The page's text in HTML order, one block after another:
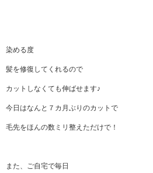
染める度
髪を修復してくれるので
カットしなくても伸ばせます♪
今日はなんと７カ月ぶりのカットで
毛先をほんの数ミリ整えただけで！
また、ご自宅で毎日